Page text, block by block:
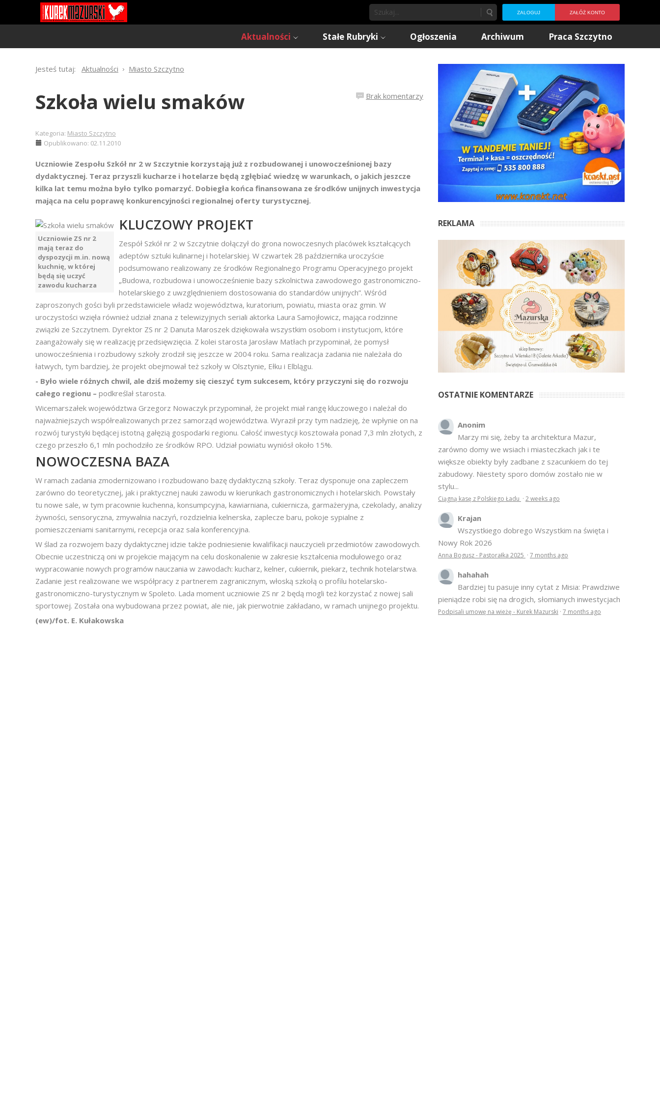
ZALOGUJ ZAŁÓŻ KONTO
Aktualności Stałe Rubryki Ogłoszenia Archiwum Praca Szczytno
Jesteś tutaj: Aktualności Miasto Szczytno
Brak komentarzy
Szkoła wielu smaków
Kategoria: Miasto Szczytno
Opublikowano: 02.11.2010
Uczniowie Zespołu Szkół nr 2 w Szczytnie korzystają już z rozbudowanej i unowocześnionej bazy
dydaktycznej. Teraz przyszli kucharze i hotelarze będą zgłębiać wiedzę w warunkach, o jakich jeszcze
kilka lat temu można było tylko pomarzyć. Dobiegła końca finansowana ze środków unijnych inwestycja
mająca na celu poprawę konkurencyjności regionalnej oferty turystycznej.
Uczniowie ZS nr 2
mają teraz do
dyspozycji m.in. nową
kuchnię, w której
będą się uczyć
zawodu kucharza
KLUCZOWY PROJEKT
Zespół Szkół nr 2 w Szczytnie dołączył do grona nowoczesnych placówek kształcących
adeptów sztuki kulinarnej i hotelarskiej. W czwartek 28 października uroczyście
podsumowano realizowany ze środków Regionalnego Programu Operacyjnego projekt
„Budowa, rozbudowa i unowocześnienie bazy szkolnictwa zawodowego gastronomiczno-
hotelarskiego z uwzględnieniem dostosowania do standardów unijnych”. Wśród
zaproszonych gości byli przedstawiciele władz województwa, kuratorium, powiatu, miasta oraz gmin. W
uroczystości wzięła również udział znana z telewizyjnych seriali aktorka Laura Samojłowicz, mająca rodzinne
związki ze Szczytnem. Dyrektor ZS nr 2 Danuta Maroszek dziękowała wszystkim osobom i instytucjom, które
zaangażowały się w realizację przedsięwzięcia. Z kolei starosta Jarosław Matłach przypominał, że pomysł
unowocześnienia i rozbudowy szkoły zrodził się jeszcze w 2004 roku. Sama realizacja zadania nie należała do
łatwych, tym bardziej, że projekt obejmował też szkoły w Olsztynie, Ełku i Elblągu.
- Było wiele różnych chwil, ale dziś możemy się cieszyć tym sukcesem, który przyczyni się do rozwoju
całego regionu – podkreślał starosta.
Wicemarszałek województwa Grzegorz Nowaczyk przypominał, że projekt miał rangę kluczowego i należał do
najważniejszych współrealizowanych przez samorząd województwa. Wyraził przy tym nadzieję, że wpłynie on na
rozwój turystyki będącej istotną gałęzią gospodarki regionu. Całość inwestycji kosztowała ponad 7,3 mln złotych, z
czego przeszło 6,1 mln pochodziło ze środków RPO. Udział powiatu wyniósł około 15%.
NOWOCZESNA BAZA
W ramach zadania zmodernizowano i rozbudowano bazę dydaktyczną szkoły. Teraz dysponuje ona zapleczem
zarówno do teoretycznej, jak i praktycznej nauki zawodu w kierunkach gastronomicznych i hotelarskich. Powstały
tu nowe sale, w tym pracownie kuchenna, konsumpcyjna, kawiarniana, cukiernicza, garmażeryjna, czekolady, analizy
żywności, sensoryczna, zmywalnia naczyń, rozdzielnia kelnerska, zaplecze baru, pokoje sypialne z
pomieszczeniami sanitarnymi, recepcja oraz sala konferencyjna.
W ślad za rozwojem bazy dydaktycznej idzie także podniesienie kwalifikacji nauczycieli przedmiotów zawodowych.
Obecnie uczestniczą oni w projekcie mającym na celu doskonalenie w zakresie kształcenia modułowego oraz
wypracowanie nowych programów nauczania w zawodach: kucharz, kelner, cukiernik, piekarz, technik hotelarstwa.
Zadanie jest realizowane we współpracy z partnerem zagranicznym, włoską szkołą o profilu hotelarsko-
gastronomiczno-turystycznym w Spoleto. Lada moment uczniowie ZS nr 2 będą mogli też korzystać z nowej sali
sportowej. Została ona wybudowana przez powiat, ale nie, jak pierwotnie zakładano, w ramach unijnego projektu.
(ew)/fot. E. Kułakowska
REKLAMA
OSTATNIE KOMENTARZE
Anonim
Marzy mi się, żeby ta architektura Mazur,
zarówno domy we wsiach i miasteczkach jak i te
większe obiekty były zadbane z szacunkiem do tej
zabudowy. Niestety sporo domów zostało nie w
stylu...
Ciągną kasę z Polskiego Ładu · 2 weeks ago
Krajan
Wszystkiego dobrego Wszystkim na święta i
Nowy Rok 2026
Anna Bogusz - Pastorałka 2025 · 7 months ago
hahahah
Bardziej tu pasuje inny cytat z Misia: Prawdziwe
pieniądze robi się na drogich, słomianych inwestycjach
Podpisali umowę na wieżę - Kurek Mazurski · 7 months ago